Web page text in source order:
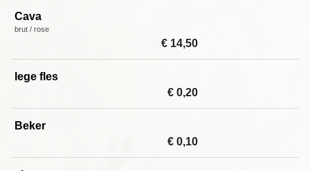
Cava
brut / rose
€ 14,50
lege fles
€ 0,20
Beker
€ 0,10